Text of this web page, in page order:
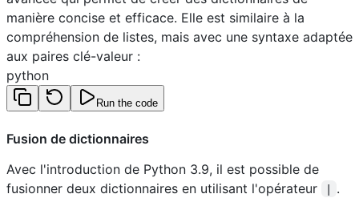
manière concise et efficace. Elle est similaire à la
compréhension de listes, mais avec une syntaxe adaptée
aux paires clé-valeur :
python
Run the code
Fusion de dictionnaires
Avec l'introduction de Python 3.9, il est possible de
fusionner deux dictionnaires en utilisant l'opérateur
.